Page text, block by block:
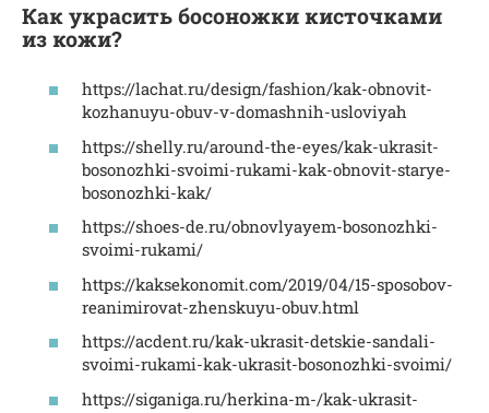
Как украсить босоножки кисточками
из кожи?
https://lachat.ru/design/fashion/kak-obnovit-
kozhanuyu-obuv-v-domashnih-usloviyah
https://shelly.ru/around-the-eyes/kak-ukrasit-
bosonozhki-svoimi-rukami-kak-obnovit-starye-
bosonozhki-kak/
https://shoes-de.ru/obnovlyayem-bosonozhki-
svoimi-rukami/
https://kaksekonomit.com/2019/04/15-sposobov-
reanimirovat-zhenskuyu-obuv.html
https://acdent.ru/kak-ukrasit-detskie-sandali-
svoimi-rukami-kak-ukrasit-bosonozhki-svoimi/
https://siganiga.ru/herkina-m-/kak-ukrasit-